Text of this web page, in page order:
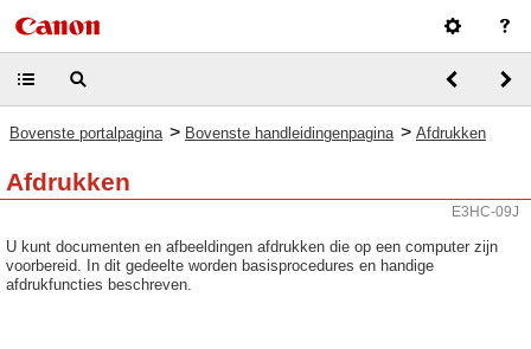
Bovenste portalpagina > Bovenste handleidingenpagina > Afdrukken
Afdrukken
E3HC-09J
U kunt documenten en afbeeldingen afdrukken die op een computer zijn
voorbereid. In dit gedeelte worden basisprocedures en handige
afdrukfuncties beschreven.